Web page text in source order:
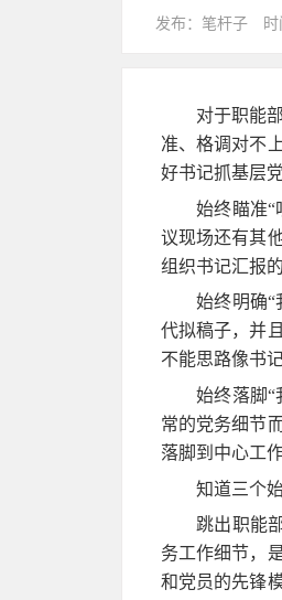
发布：笔杆子
对于职能
准、格调对不
好书记抓基层
始终瞄准“
议现场还有其
组织书记汇报
始终明确“
代拟稿子，并
不能思路像书
始终落脚“
常的党务细节
落脚到中心工
知道三个
跳出职能
务工作细节，
和党员的先锋